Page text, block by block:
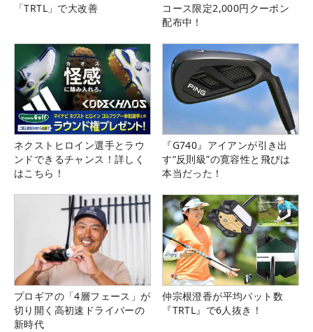
「TRTL」で大改善
コース限定2,000円クーポン
配布中！
ネクストヒロイン選手とラウ
ンドできるチャンス！詳しく
はこちら！
『G740』アイアンが引き出
す“反則級”の寛容性と飛びは
本当だった！
プロギアの「4層フェース」が
切り開く高初速ドライバーの
新時代
仲宗根澄香が平均パット数
『TRTL』で6人抜き！